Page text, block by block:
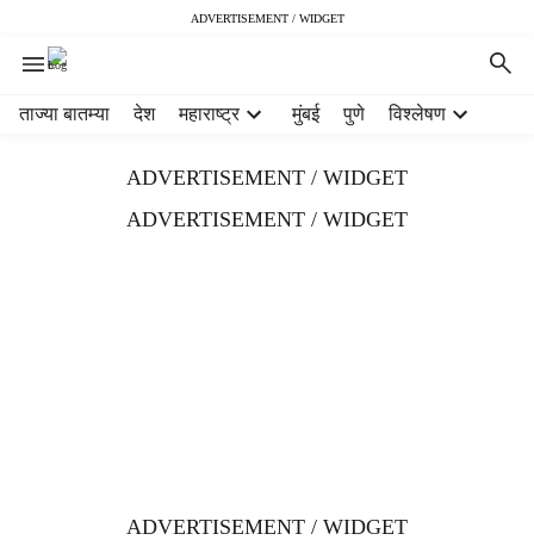
ADVERTISEMENT / WIDGET
ताज्या बातम्या देश महाराष्ट्र मुंबई पुणे विश्लेषण
ADVERTISEMENT / WIDGET
ADVERTISEMENT / WIDGET
ADVERTISEMENT / WIDGET